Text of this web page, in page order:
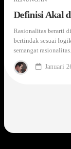
Definisi Akal
Rasionalitas berarti
bertindak sesuai
semangat
Januari